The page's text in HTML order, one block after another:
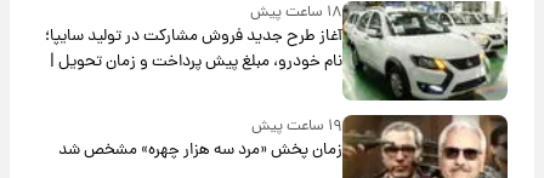
۱۸ ساعت پیش
آغاز طرح جدید فروش مشارکت در تولید سایپا؛
نام خودرو، مبلغ پیش پرداخت و زمان تحویل |
سود مشارکت چند درصد است؟
۱۹ ساعت پیش
زمان پخش «مرد سه هزار چهره» مشخص شد